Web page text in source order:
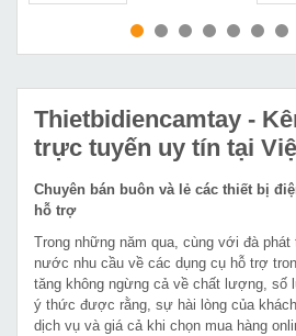
MUA NGAY
Thietbidiencamtay -
trực tuyến uy tín tại
Chuyên bán buôn và lẻ các thiết bị
hỗ trợ
Trong những năm qua, cùng với đà
nước nhu cầu về các dụng cụ hỗ trợ
tăng không ngừng cả về chất lượng, số
ý thức được rằng, sự hài lòng của
dịch vụ và giá cả khi chọn mua hàng